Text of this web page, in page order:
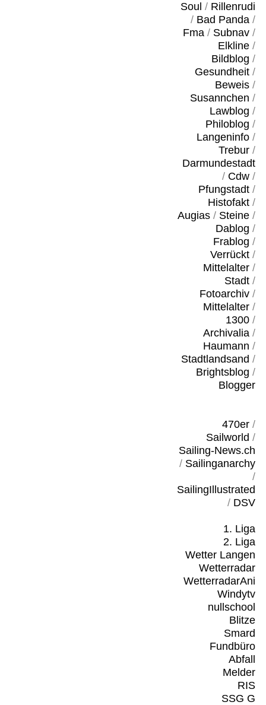
Soul / Rillenrudi
/ Bad Panda/
Fma/ Subnav/
Elkline/
Bildblog /
Gesundheit/
Beweis/
Susannchen /
Lawblog /
Philoblog /
Langeninfo/
Trebur/
Darmundestadt
/ Cdw/
Pfungstadt/
Histofakt/
Augias/ Steine/
Dablog /
Frablog /
Verrückt/
Mittelalter/
Stadt/
Fotoarchiv/
Mittelalter/
1300/
Archivalia/
Haumann /
Stadtlandsand /
Brightsblog /
Blogger
470er/
Sailworld /
Sailing-News.ch
/ Sailinganarchy
/
SailingIllustrated
/ DSV
1. Liga
2. Liga
Wetter Langen
Wetterradar
WetterradarAni
Windytv
nullschool
Blitze
Smard
Fundbüro
Abfall
Melder
RIS
SSG G